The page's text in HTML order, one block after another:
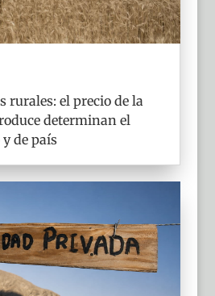
rurales: el precio de la
determinan el
de país